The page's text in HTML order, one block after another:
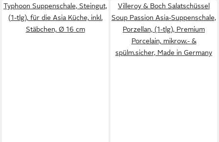
Typhoon Suppenschale, Steingut,
(1-tlg), für die Asia Küche, inkl.
Stäbchen, Ø 16 cm
Villeroy & Boch Salatschüssel
Soup Passion Asia-Suppenschale,
Porzellan, (1-tlg), Premium
Porcelain, mikrow.- &
spülm.sicher, Made in Germany